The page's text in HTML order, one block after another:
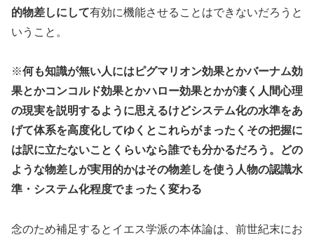
的物差しにして有効に機能させることはできないだろうと
いうこと。
※何も知識が無い人にはピグマリオン効果とかバーナム効
果とかコンコルド効果とかハロー効果とかが凄く人間心理
の現実を説明するように思えるけどシステム化の水準をあ
げて体系を高度化してゆくとこれらがまったくその把握に
は訳に立たないことくらいなら誰でも分かるだろう。どの
ような物差しが実用的かはその物差しを使う人物の認識水
準・システム化程度でまったく変わる
念のため補足するとイエス学派の本体論は、前世紀末にお